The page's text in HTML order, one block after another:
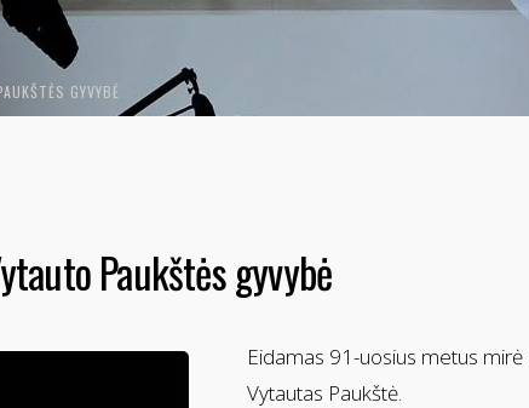
GYVYBĖ
Paukštės gyvybė
Eidamas 91-uosius metus
Vytautas Paukštė.